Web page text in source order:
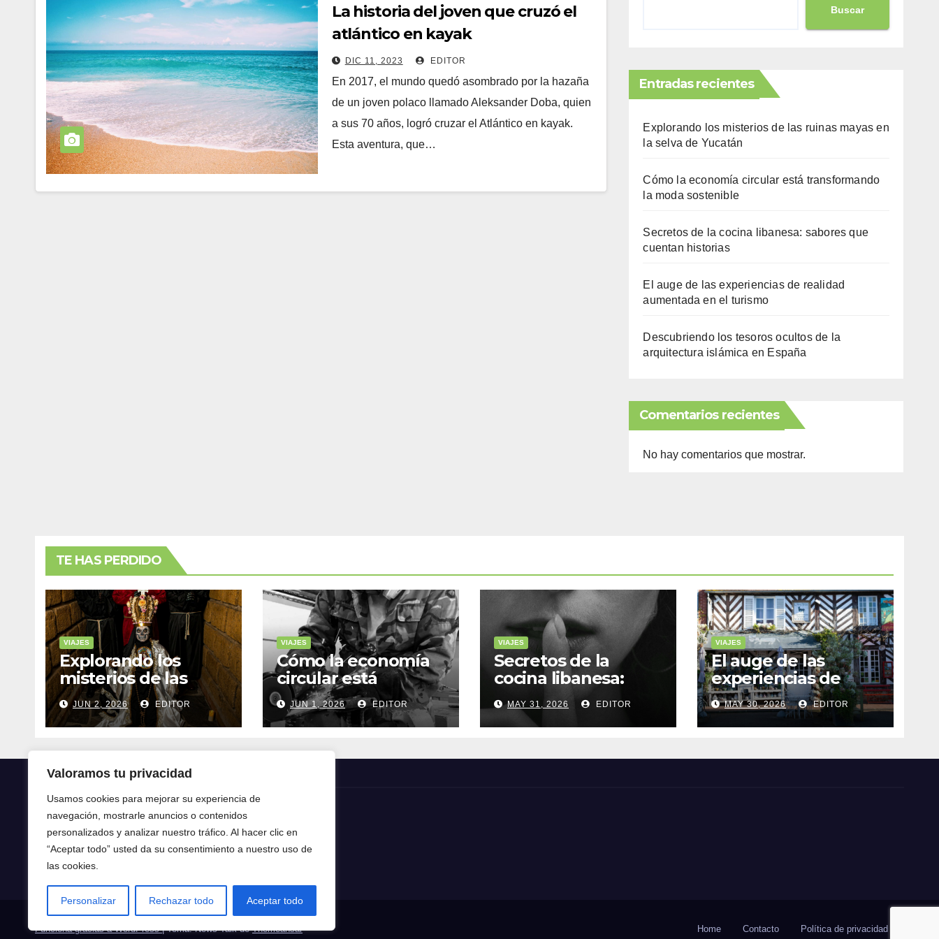
Valoramos tu privacidad
Usamos cookies para mejorar su experiencia de
navegación, mostrarle anuncios o contenidos
personalizados y analizar nuestro tráfico. Al hacer clic en
“Aceptar todo” usted da su consentimiento a nuestro uso de
las cookies.
Personalizar Rechazar todo Aceptar todo
La historia del joven que cruzó el
atlántico en kayak
DIC 11, 2023 EDITOR
En 2017, el mundo quedó asombrado por la hazaña
de un joven polaco llamado Aleksander Doba, quien
a sus 70 años, logró cruzar el Atlántico en kayak.
Esta aventura, que…
Buscar
Entradas recientes
Explorando los misterios de las ruinas mayas en
la selva de Yucatán
Cómo la economía circular está transformando
la moda sostenible
Secretos de la cocina libanesa: sabores que
cuentan historias
El auge de las experiencias de realidad
aumentada en el turismo
Descubriendo los tesoros ocultos de la
arquitectura islámica en España
Comentarios recientes
No hay comentarios que mostrar.
TE HAS PERDIDO
VIAJES
Explorando los
misterios de las
ruinas mayas en la
selva de Yucatán
JUN 2, 2026 EDITOR
VIAJES
Cómo la economía
circular está
transformando la
moda sostenible
JUN 1, 2026 EDITOR
VIAJES
Secretos de la
cocina libanesa:
sabores que
cuentan historias
MAY 31, 2026 EDITOR
VIAJES
El auge de las
experiencias de
realidad aumentada
en el turismo
MAY 30, 2026 EDITOR
Crónica24
Crónica 24
Funciona gracias a WordPress|Tema: News Talk deThemeansar Home Contacto Política de privacidad